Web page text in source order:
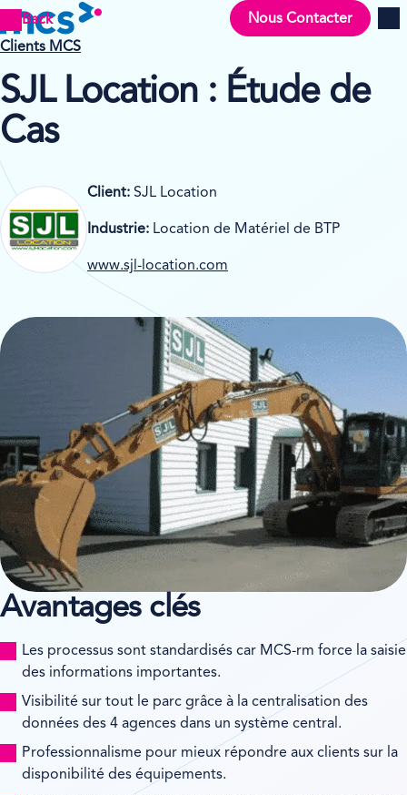
Back Nous Contacter
Clients MCS
SJL Location : Étude de
Cas
Client: SJL Location
Industrie: Location de Matériel de BTP
www.sjl-location.com
Avantages clés
Les processus sont standardisés car MCS-rm force la saisie
des informations importantes.
Visibilité sur tout le parc grâce à la centralisation des
données des 4 agences dans un système central.
Professionnalisme pour mieux répondre aux clients sur la
disponibilité des équipements.